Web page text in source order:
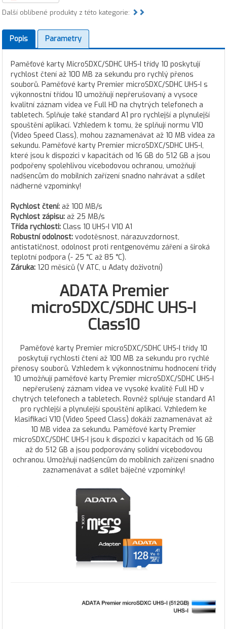
Další oblíbené produkty z této kategorie:
Popis Parametry
Paměťové karty MicroSDXC/SDHC UHS-I třídy 10 poskytují
rychlost čtení až 100 MB za sekundu pro rychlý přenos
souborů. Paměťové karty Premier microSDXC/SDHC UHS-I s
výkonnostní třídou 10 umožňují nepřerušovaný a vysoce
kvalitní záznam videa ve Full HD na chytrých telefonech a
tabletech. Splňuje také standard A1 pro rychlejší a plynulejší
spouštění aplikací. Vzhledem k tomu, že splňují normu V10
(Video Speed Class), mohou zaznamenávat až 10 MB videa za
sekundu. Paměťové karty Premier microSDXC/SDHC UHS-I,
které jsou k dispozici v kapacitách od 16 GB do 512 GB a jsou
podpořeny spolehlivou vícebodovou ochranou, umožňují
nadšencům do mobilních zařízení snadno nahrávat a sdílet
nádherné vzpomínky!
Rychlost čtení: až 100 MB/s
Rychlost zápisu: až 25 MB/s
Třída rychlosti: Class 10 UHS-I V10 A1
Robustní odolnost: vodotěsnost, nárazuvzdornost,
antistatičnost, odolnost proti rentgenovému záření a široká
teplotní podpora (- 25 °C až 85 °C).
Záruka: 120 měsíců (V ATC, u Adaty doživotní)
ADATA Premier
microSDXC/SDHC UHS-I
Class10
Paměťové karty Premier microSDXC/SDHC UHS-I třídy 10
poskytují rychlosti čtení až 100 MB za sekundu pro rychlé
přenosy souborů. Vzhledem k výkonnostnímu hodnocení třídy
10 umožňují paměťové karty Premier microSDXC/SDHC UHS-I
nepřerušený záznam videa ve vysoké kvalitě Full HD v
chytrých telefonech a tabletech. Rovněž splňuje standard A1
pro rychlejší a plynulejší spouštění aplikací. Vzhledem ke
klasifikaci V10 (Video Speed Class) dokáží zaznamenávat až
10 MB videa za sekundu. Paměťové karty Premier
microSDXC/SDHC UHS-I jsou k dispozici v kapacitách od 16 GB
až do 512 GB a jsou podporovány solidní vícebodovou
ochranou. Umožňují nadšencům do mobilních zařízení snadno
zaznamenávat a sdílet báječné vzpomínky!